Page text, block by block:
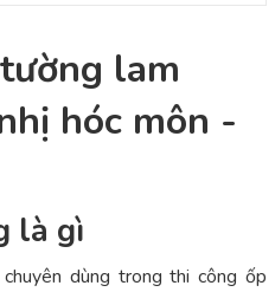
lam
hóc môn -
là gì
dùng trong thi công ốp